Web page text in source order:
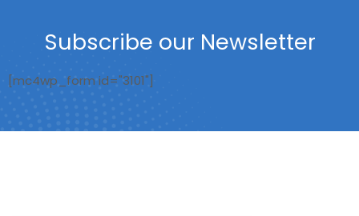
Subscribe our Newsletter
[mc4wp_form id="3101"]